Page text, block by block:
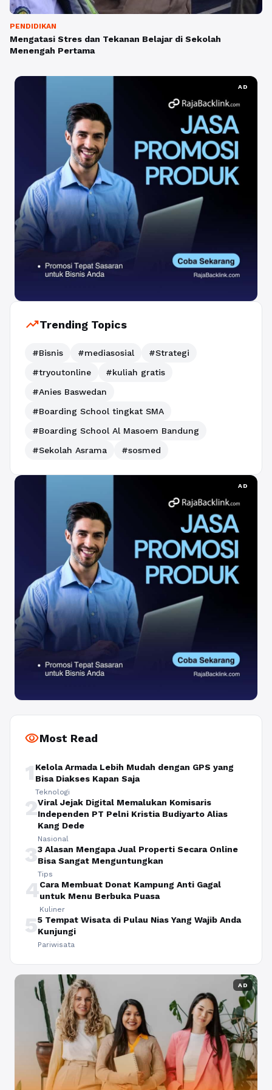
PENDIDIKAN
Mengatasi Stres dan Tekanan Belajar di Sekolah
Menengah Pertama
AD
trending_upTrending Topics
#Bisnis #mediasosial
#Strategi
#tryoutonline
#kuliah gratis
#Anies Baswedan
#Boarding School tingkat SMA
#Boarding School Al Masoem Bandung
#Sekolah Asrama
#sosmed
AD
visibilityMost Read
1 Kelola Armada Lebih Mudah dengan GPS yang
Bisa Diakses Kapan Saja
Teknologi
2Viral Jejak Digital Memalukan Komisaris
Independen PT Pelni Kristia Budiyarto Alias
Kang Dede
Nasional
33 Alasan Mengapa Jual Properti Secara Online
Bisa Sangat Menguntungkan
Tips
4Cara Membuat Donat Kampung Anti Gagal
untuk Menu Berbuka Puasa
Kuliner
55 Tempat Wisata di Pulau Nias Yang Wajib Anda
Kunjungi
Pariwisata
AD